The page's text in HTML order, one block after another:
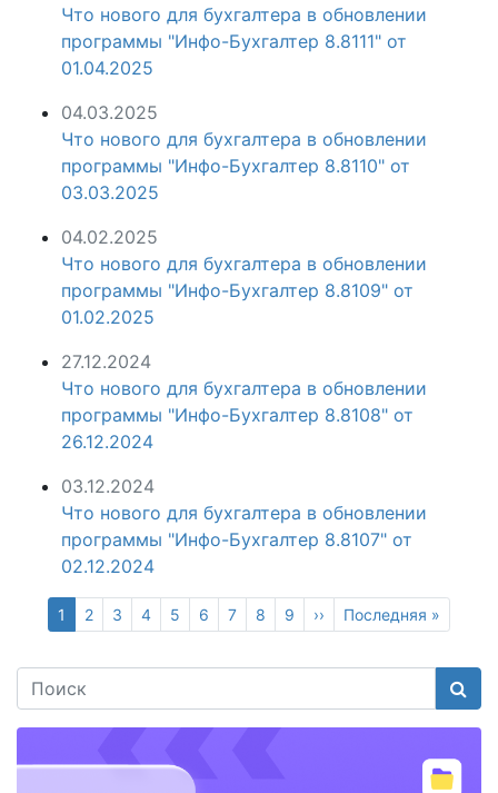
Что нового для бухгалтера в обновлении
программы "Инфо-Бухгалтер 8.8111" от
01.04.2025
04.03.2025
Что нового для бухгалтера в обновлении
программы "Инфо-Бухгалтер 8.8110" от
03.03.2025
04.02.2025
Что нового для бухгалтера в обновлении
программы "Инфо-Бухгалтер 8.8109" от
01.02.2025
27.12.2024
Что нового для бухгалтера в обновлении
программы "Инфо-Бухгалтер 8.8108" от
26.12.2024
03.12.2024
Что нового для бухгалтера в обновлении
программы "Инфо-Бухгалтер 8.8107" от
02.12.2024
Текущая
страница
1 Page
2 Page
3 Page
4 Page
5 Page
6 Page
7 Page
8 Page
9
Следующая
страница
››
Последняя
страница
Последняя »